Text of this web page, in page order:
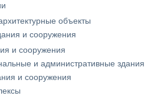
объекты
и сооружения
и сооружения
и административные здания
и сооружения